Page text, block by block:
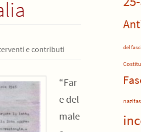
e contributi
“Far
e del
male
del